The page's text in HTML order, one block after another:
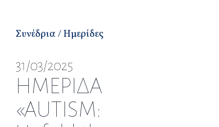
Συνέδρια / Ημερίδες
31/03/2025
ΗΜΕΡΙΔΑ
«AUTISM: